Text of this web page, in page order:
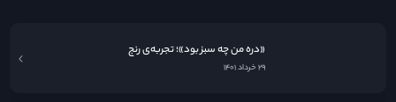
«دره من چه سبز بود»؛ تجربه‌ی رنج
۲۹ خرداد ۱۴۰۱